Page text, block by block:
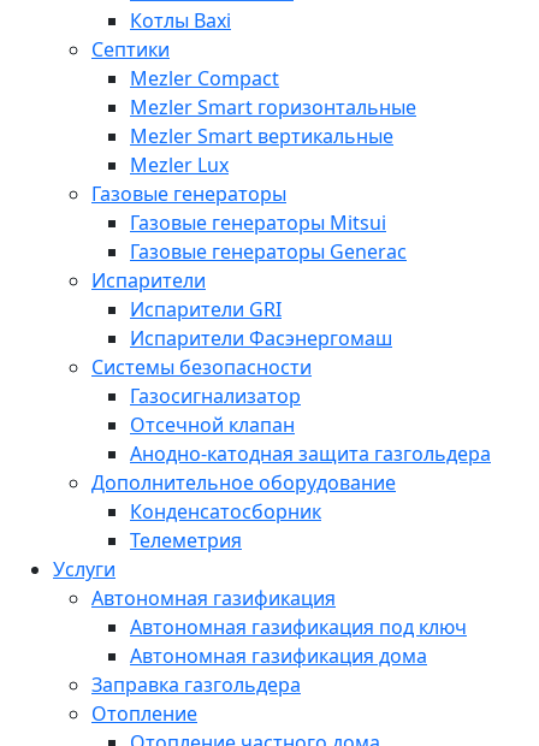
Котлы Baxi
Септики
Mezler Compact
Mezler Smart горизонтальные
Mezler Smart вертикальные
Mezler Lux
Газовые генераторы
Газовые генераторы Mitsui
Газовые генераторы Generac
Испарители
Испарители GRI
Испарители Фасэнергомаш
Системы безопасности
Газосигнализатор
Отсечной клапан
Анодно-катодная защита газгольдера
Дополнительное оборудование
Конденсатосборник
Телеметрия
Услуги
Автономная газификация
Автономная газификация под ключ
Автономная газификация дома
Заправка газгольдера
Отопление